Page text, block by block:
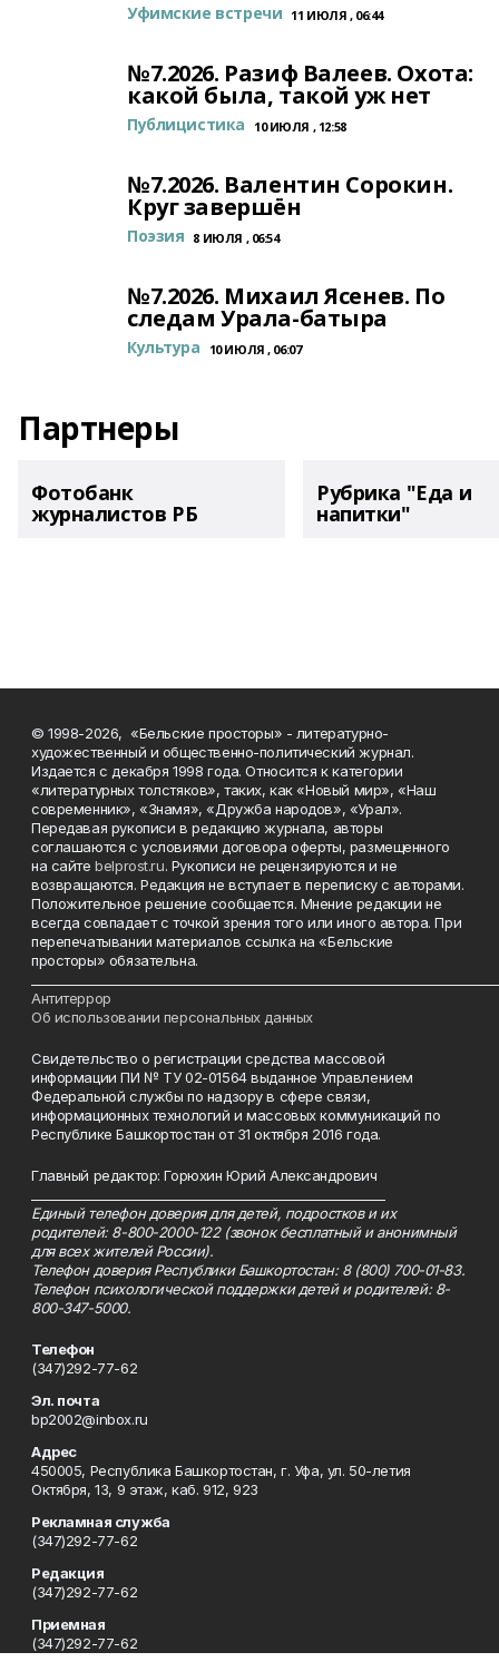
Уфимские встречи 11 ИЮЛЯ , 06:44
№7.2026. Разиф Валеев. Охота:
какой была, такой уж нет
Публицистика 10 ИЮЛЯ , 12:58
№7.2026. Валентин Сорокин.
Круг завершён
Поэзия 8 ИЮЛЯ , 06:54
№7.2026. Михаил Ясенев. По
следам Урала-батыра
Культура 10 ИЮЛЯ , 06:07
Партнеры
Фотобанк
журналистов РБ
Рубрика "Еда и
напитки"
© 1998-2026, «Бельские просторы» - литературно-
художественный и общественно-политический журнал.
Издается с декабря 1998 года. Относится к категории
«литературных толстяков», таких, как «Новый мир», «Наш
современник», «Знамя», «Дружба народов», «Урал».
Передавая рукописи в редакцию журнала, авторы
соглашаются с условиями договора оферты, размещенного
на сайтеbelprost.ru. Рукописи не рецензируются и не
возвращаются. Редакция не вступает в переписку с авторами.
Положительное решение сообщается. Мнение редакции не
всегда совпадает с точкой зрения того или иного автора. При
перепечатывании материалов ссылка на «Бельские
просторы» обязательна.
Антитеррор
Об использовании персональных данных
Свидетельство о регистрации средства массовой
информации ПИ № ТУ 02-01564 выданное Управлением
Федеральной службы по надзору в сфере связи,
информационных технологий и массовых коммуникаций по
Республике Башкортостан от 31 октября 2016 года.
Главный редактор: Горюхин Юрий Александрович
Единый телефон доверия для детей, подростков и их
родителей: 8-800-2000-122 (звонок бесплатный и анонимный
для всех жителей России).
Телефон доверия Республики Башкортостан: 8 (800) 700-01-83.
Телефон психологической поддержки детей и родителей: 8-
800-347-5000.
Телефон
(347)292-77-62
Эл. почта
bp2002@inbox.ru
Адрес
450005, Республика Башкортостан, г. Уфа, ул. 50-летия
Октября, 13, 9 этаж, каб. 912, 923
Рекламная служба
(347)292-77-62
Редакция
(347)292-77-62
Приемная
(347)292-77-62